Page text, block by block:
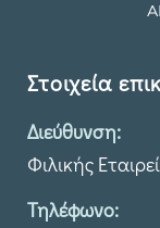
Στοιχεία
Διεύθυνση:
Φιλικής
Τηλέφωνο: